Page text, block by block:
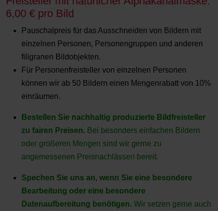
6,00 € pro Bild
Pauschalpreis für das Ausschneiden von Bildern mit
einzelnen Personen, Personengruppen und anderen
filigranen Bildobjekten.
Für Personenfreisteller von einzelnen Personen
können wir ab 50 Bildern einen Mengenrabatt von 10%
einräumen.
Bestellen Sie nachhaltig produzierte Bildfreisteller
zu fairen Preisen. Bei besonders einfachen Bildern
oder größeren Mengen sind wir gerne zu
angemessenen Preisnachlässen bereit.
Spechen Sie uns an, wenn Sie eine besondere
Bearbeitung oder eine besondere
Datenaufbereitung benötigen. Wir setzen gerne auch